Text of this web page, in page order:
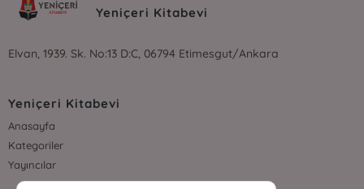
Yeniçeri Kitabevi
Elvan, 1939. Sk. No:13 D:C, 06794 Etimesgut/Ankara
Yeniçeri Kitabevi
Anasayfa
Kategoriler
Yayıncılar